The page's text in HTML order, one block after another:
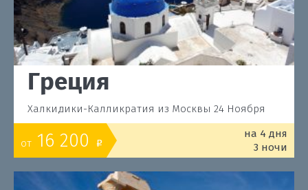
Греция
Халкидики-Калликратия из Москвы 24 Ноября
от 16 200 o
на 4 дня
3 ночи